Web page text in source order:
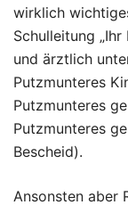
wirklich
Schulleitung
und ärztlich
Putzmunteres
Putzmunteres
Putzmunteres
Bescheid).
Ansonsten aber